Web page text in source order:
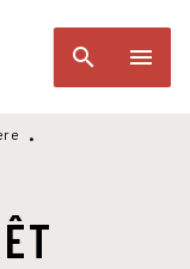
search menu
•